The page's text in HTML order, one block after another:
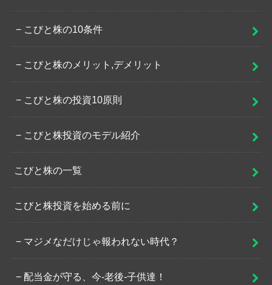
こびと株の10条件
こびと株のメリット,デメリット
こびと株の投資10原則
こびと株投資のモデル紹介
こびと株の一覧
こびと株投資を始める前に
マジメなだけじゃ報われない時代？
配当金が守る、今-老後-子供達！